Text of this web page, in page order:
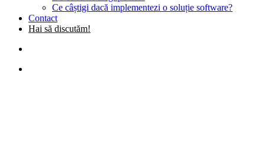
Ce câștigi dacă implementezi o soluție software?
Contact
Hai să discutăm!